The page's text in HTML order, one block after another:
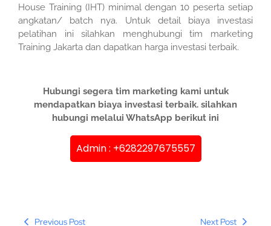
House Training (IHT) minimal dengan 10 peserta setiap
angkatan/ batch nya. Untuk detail biaya investasi
pelatihan ini silahkan menghubungi tim marketing
Training Jakarta dan dapatkan harga investasi terbaik.
Hubungi segera tim marketing kami untuk
mendapatkan biaya investasi terbaik. silahkan
hubungi melalui WhatsApp berikut ini
Admin : +6282297675557
Previous Post Next Post